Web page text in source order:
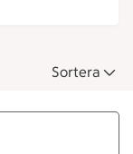
Sortera